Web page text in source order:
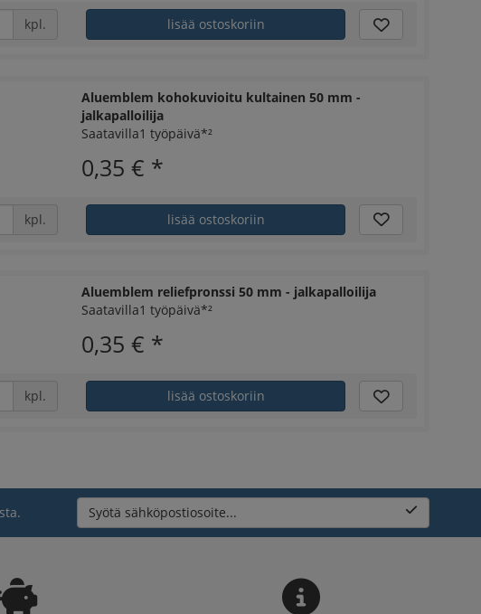
kpl. lisää ostoskoriin
Aluemblem kohokuvioitu kultainen 50 mm -
jalkapalloilija
Saatavilla1 työpäivä*²
0,35 € *
kpl. lisää ostoskoriin
Aluemblem reliefpronssi 50 mm - jalkapalloilija
Saatavilla1 työpäivä*²
0,35 € *
kpl. lisää ostoskoriin
Syötä sähköpostiosoite...